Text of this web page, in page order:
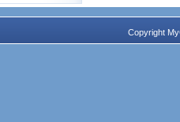
Copyright